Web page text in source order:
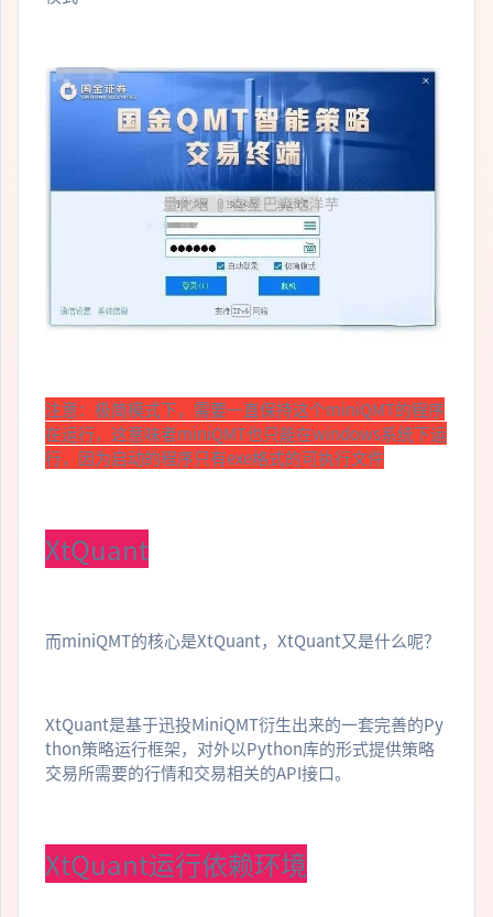
注意：极简模式下，需要一直保持这个miniQMT的程序
在运行，这意味者miniQMT也只能在windows系统下运
行，因为启动的程序只有exe格式的可执行文件
XtQuant
而miniQMT的核心是XtQuant，XtQuant又是什么呢？
XtQuant是基于迅投MiniQMT衍生出来的一套完善的Py
thon策略运行框架，对外以Python库的形式提供策略
交易所需要的行情和交易相关的API接口。
XtQuant运行依赖环境